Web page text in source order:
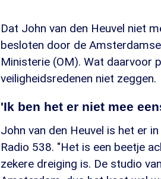
Dat John van den Heuvel niet
besloten door de
Ministerie (OM). Wat daarvoor
veiligheidsredenen niet zeggen.
'Ik ben het er niet mee
John van den Heuvel is het er
Radio 538. "Het is een beetje
zekere dreiging is. De studio